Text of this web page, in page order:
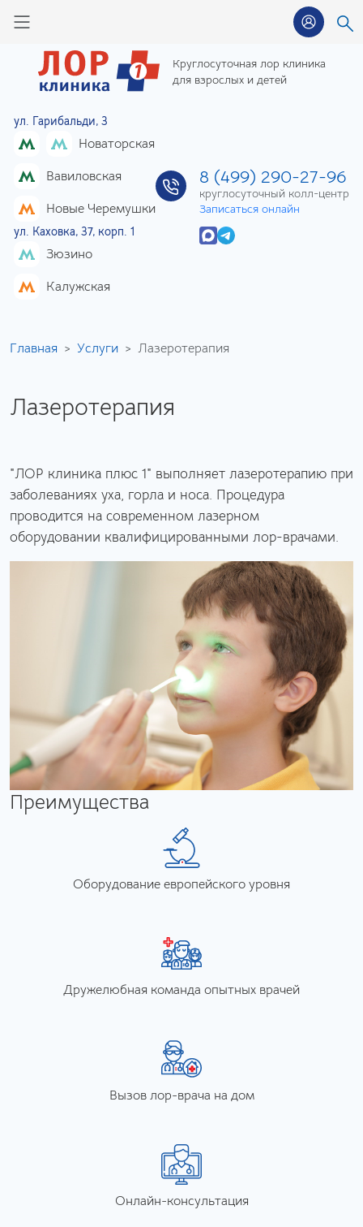
Круглосуточная лор клиника
для взрослых и детей
ул. Гарибальди, 3
Новаторская
Вавиловская
Новые Черемушки
ул. Каховка, 37, корп. 1
Зюзино
Калужская
8 (499) 290-27-96
круглосуточный колл-центр
Записаться онлайн
Главная Услуги Лазеротерапия
Лазеротерапия
"ЛОР клиника плюс 1" выполняет лазеротерапию при
заболеваниях уха, горла и носа. Процедура
проводится на современном лазерном
оборудовании квалифицированными лор-врачами.
Преимущества
Оборудование европейского уровня
Дружелюбная команда опытных врачей
Вызов лор-врача на дом
Онлайн-консультация